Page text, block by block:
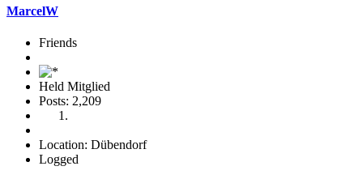
MarcelW
Friends
Held Mitglied
Posts: 2,209
Location: Dübendorf
Logged